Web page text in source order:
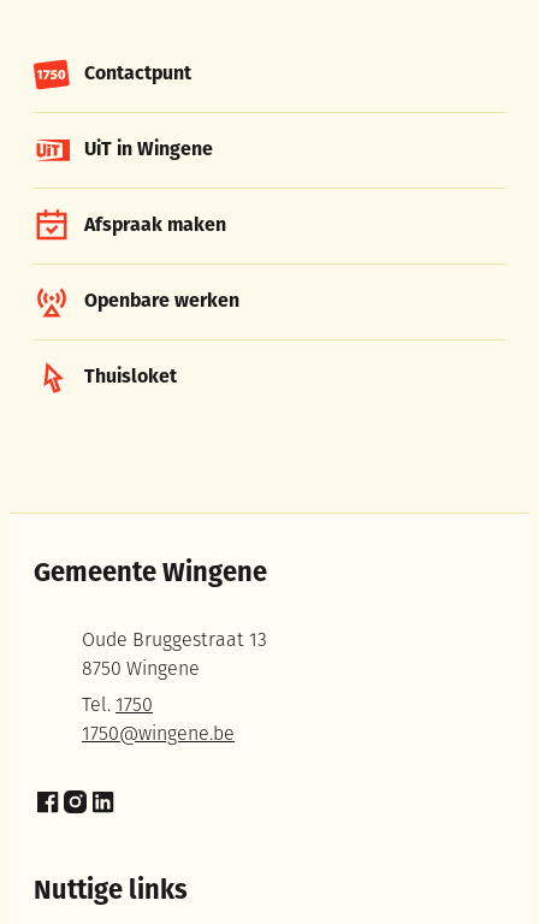
Contactpunt
UiT in Wingene
Afspraak maken
Openbare werken
Thuisloket
Gemeente Wingene
Oude Bruggestraat 13
,8750 Wingene
1750
E-mail1750@wingene.be
Nuttige links
Facebook
Instagram
LinkedIn